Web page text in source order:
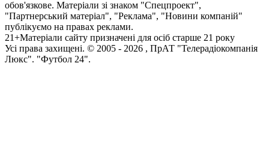
обов'язкове. Матеріали зі знаком "Спецпроект",
"Партнерський матеріал", "Реклама", "Новини компаній"
публікуємо на правах реклами.
21+Матеріали сайту призначені для осіб старше 21 року
Усi права захищенi. © 2005 - 2026 , ПрАТ "Телерадіокомпанія
Люкс". "Футбол 24".